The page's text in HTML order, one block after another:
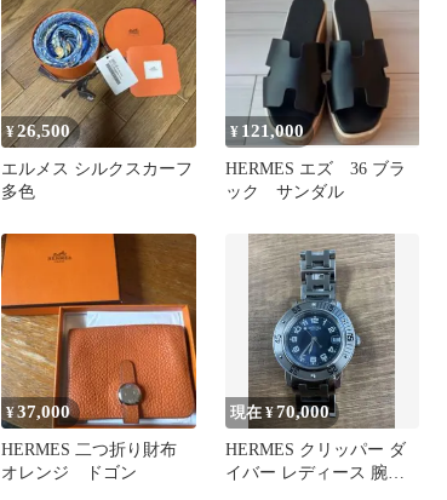
¥26,500
エルメス シルクスカーフ
多色
¥ 121,000
HERMES エズ 36 ブラ
ック サンダル
¥37,000
HERMES 二つ折り財布
オレンジ ドゴン
現在 ¥70,000
HERMES クリッパー ダ
イバー レディース 腕時